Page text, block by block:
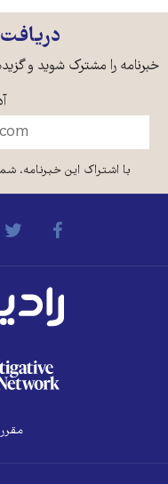
دریافت
را مشترک شوید و گزیده‌ای
با اشتراک این خبرنامه، شما
مقررات